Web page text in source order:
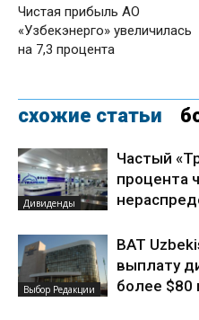
Чистая прибыль АО
«Узбекэнерго» увеличилась
на 7,3 процента
схожие статьи
Дивиденды
Частый
процента
Выбор Редакции
BAT
выплату
более $80